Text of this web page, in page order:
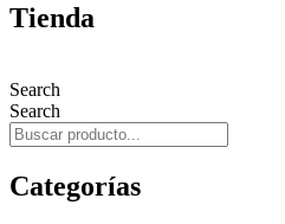
Tienda
Search
Search
Categorías